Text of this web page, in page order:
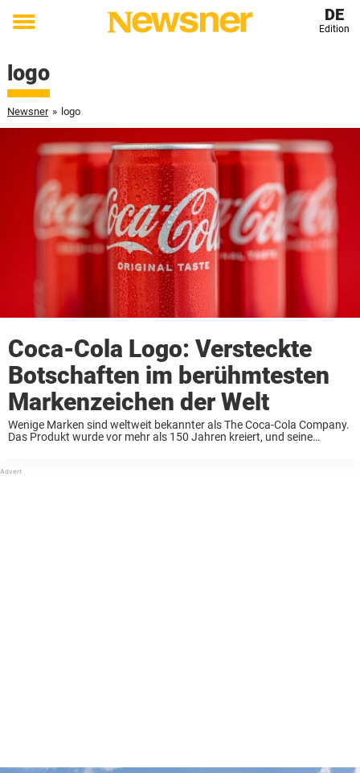
Toggle
DE
Edition
logo
Newsner » logo
Coca-Cola Logo: Versteckte
Botschaften im berühmtesten
Markenzeichen der Welt
Wenige Marken sind weltweit bekannter als The Coca-Cola Company.
Das Produkt wurde vor mehr als 150 Jahren kreiert, und seine